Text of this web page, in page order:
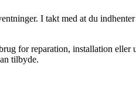
I takt med at du
for reparation, installation eller
tilbyde.